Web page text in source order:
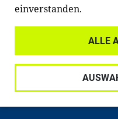
und anderen
Haftungsausschluss
einverstanden.
ALLE